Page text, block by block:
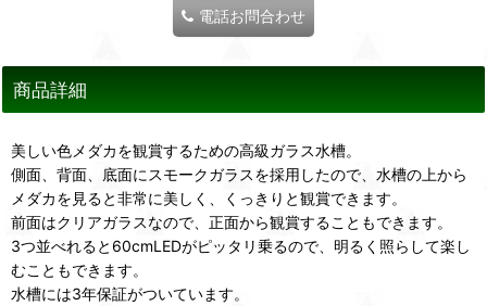
電話お問合わせ
商品詳細
美しい色メダカを観賞するための高級ガラス水槽。
側面、背面、底面にスモークガラスを採用したので、水槽の上から
メダカを見ると非常に美しく、くっきりと観賞できます。
前面はクリアガラスなので、正面から観賞することもできます。
3つ並べれると60cmLEDがピッタリ乗るので、明るく照らして楽し
むこともできます。
水槽には3年保証がついています。